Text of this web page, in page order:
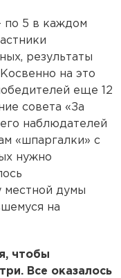
по 5 в каждом
результаты
на это
еще 12
совета «За
наблюдателей
«шпаргалки» с
нужно
местной думы
на
чтобы
Все оказалось